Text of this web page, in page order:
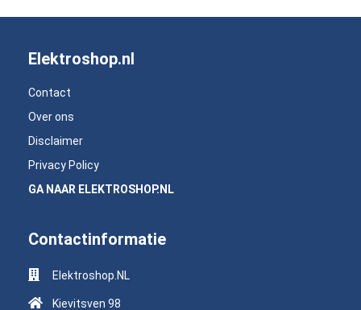
Elektroshop.nl
Contact
Over ons
Disclaimer
Privacy Policy
GA NAAR ELEKTROSHOP.NL
Contactinformatie
Elektroshop.NL
Kievitsven 98